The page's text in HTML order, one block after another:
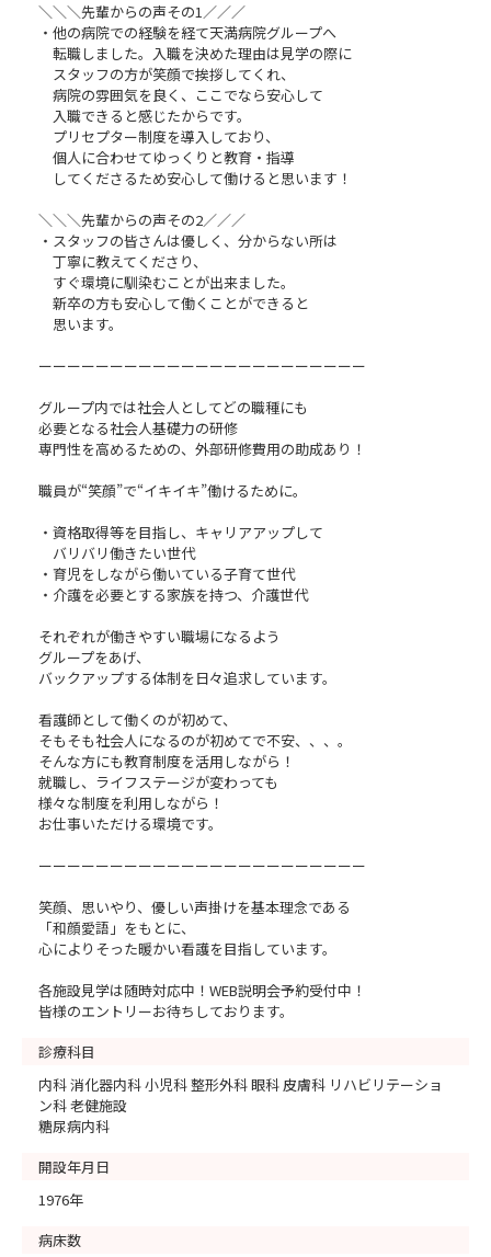
＼＼＼先輩からの声その1／／／
・他の病院での経験を経て天満病院グループへ
転職しました。入職を決めた理由は見学の際に
スタッフの方が笑顔で挨拶してくれ、
病院の雰囲気を良く、ここでなら安心して
入職できると感じたからです。
プリセプター制度を導入しており、
個人に合わせてゆっくりと教育・指導
してくださるため安心して働けると思います！
＼＼＼先輩からの声その2／／／
・スタッフの皆さんは優しく、分からない所は
丁寧に教えてくださり、
すぐ環境に馴染むことが出来ました。
新卒の方も安心して働くことができると
思います。
ーーーーーーーーーーーーーーーーーーーーーーー
グループ内では社会人としてどの職種にも
必要となる社会人基礎力の研修
専門性を高めるための、外部研修費用の助成あり！
職員が“笑顔”で“イキイキ”働けるために。
・資格取得等を目指し、キャリアアップして
バリバリ働きたい世代
・育児をしながら働いている子育て世代
・介護を必要とする家族を持つ、介護世代
それぞれが働きやすい職場になるよう
グループをあげ、
バックアップする体制を日々追求しています。
看護師として働くのが初めて、
そもそも社会人になるのが初めてで不安、、、。
そんな方にも教育制度を活用しながら！
就職し、ライフステージが変わっても
様々な制度を利用しながら！
お仕事いただける環境です。
ーーーーーーーーーーーーーーーーーーーーーーー
笑顔、思いやり、優しい声掛けを基本理念である
「和顔愛語」をもとに、
心によりそった暖かい看護を目指しています。
各施設見学は随時対応中！WEB説明会予約受付中！
皆様のエントリーお待ちしております。
診療科目
内科 消化器内科 小児科 整形外科 眼科 皮膚科 リハビリテーショ
ン科 老健施設
糖尿病内科
開設年月日
1976年
病床数